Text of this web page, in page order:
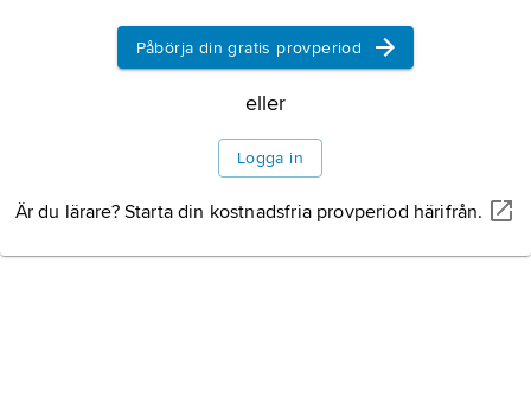
Påbörja din gratis provperiod
eller
Logga in
Är du lärare? Starta din kostnadsfria provperiod härifrån.